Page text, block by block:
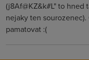
(j8Af@KZ&k#L" to
nejaky ten
pamatovat :(